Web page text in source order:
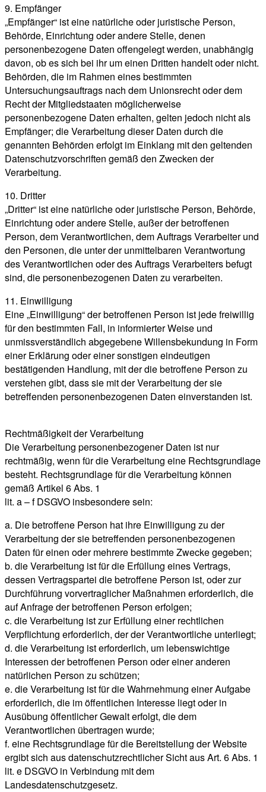
9. Empfänger
„Empfänger“ ist eine natürliche oder juristische Person,
Behörde, Einrichtung oder andere Stelle, denen
personenbezogene Daten offengelegt werden, unabhängig
davon, ob es sich bei ihr um einen Dritten handelt oder nicht.
Behörden, die im Rahmen eines bestimmten
Untersuchungsauftrags nach dem Unionsrecht oder dem
Recht der Mitgliedstaaten möglicherweise
personenbezogene Daten erhalten, gelten jedoch nicht als
Empfänger; die Verarbeitung dieser Daten durch die
genannten Behörden erfolgt im Einklang mit den geltenden
Datenschutzvorschriften gemäß den Zwecken der
Verarbeitung.
10. Dritter
„Dritter“ ist eine natürliche oder juristische Person, Behörde,
Einrichtung oder andere Stelle, außer der betroffenen
Person, dem Verantwortlichen, dem Auftrags Verarbeiter und
den Personen, die unter der unmittelbaren Verantwortung
des Verantwortlichen oder des Auftrags Verarbeiters befugt
sind, die personenbezogenen Daten zu verarbeiten.
11. Einwilligung
Eine „Einwilligung“ der betroffenen Person ist jede freiwillig
für den bestimmten Fall, in informierter Weise und
unmissverständlich abgegebene Willensbekundung in Form
einer Erklärung oder einer sonstigen eindeutigen
bestätigenden Handlung, mit der die betroffene Person zu
verstehen gibt, dass sie mit der Verarbeitung der sie
betreffenden personenbezogenen Daten einverstanden ist.
Rechtmäßigkeit der Verarbeitung
Die Verarbeitung personenbezogener Daten ist nur
rechtmäßig, wenn für die Verarbeitung eine Rechtsgrundlage
besteht. Rechtsgrundlage für die Verarbeitung können
gemäß Artikel 6 Abs. 1
lit. a – f DSGVO insbesondere sein:
a. Die betroffene Person hat ihre Einwilligung zu der
Verarbeitung der sie betreffenden personenbezogenen
Daten für einen oder mehrere bestimmte Zwecke gegeben;
b. die Verarbeitung ist für die Erfüllung eines Vertrags,
dessen Vertragspartei die betroffene Person ist, oder zur
Durchführung vorvertraglicher Maßnahmen erforderlich, die
auf Anfrage der betroffenen Person erfolgen;
c. die Verarbeitung ist zur Erfüllung einer rechtlichen
Verpflichtung erforderlich, der der Verantwortliche unterliegt;
d. die Verarbeitung ist erforderlich, um lebenswichtige
Interessen der betroffenen Person oder einer anderen
natürlichen Person zu schützen;
e. die Verarbeitung ist für die Wahrnehmung einer Aufgabe
erforderlich, die im öffentlichen Interesse liegt oder in
Ausübung öffentlicher Gewalt erfolgt, die dem
Verantwortlichen übertragen wurde;
f. eine Rechtsgrundlage für die Bereitstellung der Website
ergibt sich aus datenschutzrechtlicher Sicht aus Art. 6 Abs. 1
lit. e DSGVO in Verbindung mit dem
Landesdatenschutzgesetz.